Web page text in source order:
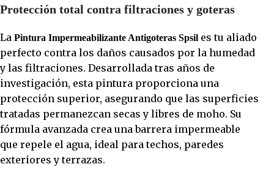
Protección total contra filtraciones y goteras
La Pintura Impermeabilizante Antigoteras Spsil es tu aliado
perfecto contra los daños causados por la humedad
y las filtraciones. Desarrollada tras años de
investigación, esta pintura proporciona una
protección superior, asegurando que las superficies
tratadas permanezcan secas y libres de moho. Su
fórmula avanzada crea una barrera impermeable
que repele el agua, ideal para techos, paredes
exteriores y terrazas.